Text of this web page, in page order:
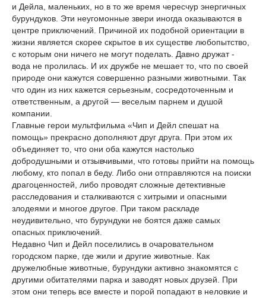
и Дейла, маленьких, но в то же время чересчур энергичных
бурундуков. Эти неугомонные звери иногда оказываются в
центре приключений. Причиной их подобной ориентации в
жизни является скорее скрытое в их существе любопытство,
с которым они ничего не могут поделать. Давно дружат -
вода не пролилась. И их дружбе не мешает то, что по своей
природе они кажутся совершенно разными животными. Так
что один из них кажется серьезным, сосредоточенным и
ответственным, а другой — веселым парнем и душой
компании.
Главные герои мультфильма «Чип и Дейл спешат на
помощь» прекрасно дополняют друг друга. При этом их
объединяет то, что они оба кажутся настолько
добродушными и отзывчивыми, что готовы прийти на помощь
любому, кто попал в беду. Либо они отправляются на поиски
драгоценностей, либо проводят сложные детективные
расследования и сталкиваются с хитрыми и опасными
злодеями и многое другое. При таком раскладе
неудивительно, что бурундуки не боятся даже самых
опасных приключений.
Недавно Чип и Дейл поселились в очаровательном
городском парке, где жили и другие животные. Как
дружелюбные животные, бурундуки активно знакомятся с
другими обитателями парка и заводят новых друзей. При
этом они теперь все вместе и порой попадают в неловкие и